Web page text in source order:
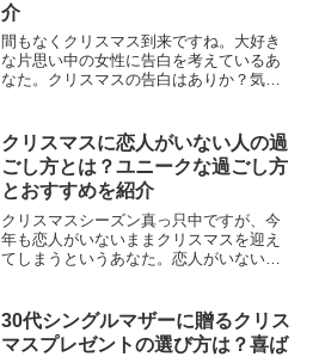
介
間もなくクリスマス到来ですね。大好き
な片思い中の女性に告白を考えているあ
なた。クリスマスの告白はありか？気に
か？について紹介していますので参考に
してみてください。また、告白...
クリスマスに恋人がいない人の過
ごし方とは？ユニークな過ごし方
とおすすめを紹介
クリスマスシーズン真っ只中ですが、今
年も恋人がいないままクリスマスを迎え
てしまうというあなた。恋人がいない人
方に迷ってここにたどり着いたのであれ
ば、ここではクリスマスに...
30代シングルマザーに贈るクリス
マスプレゼントの選び方は？喜ば